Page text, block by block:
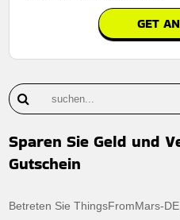
GET
Sparen Sie Geld und
Gutschein
Betreten Sie ThingsFromMars-